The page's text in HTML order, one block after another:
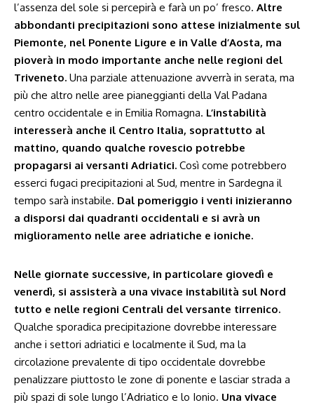
l’assenza del sole si percepirà e farà un po’ fresco. Altre
abbondanti precipitazioni sono attese inizialmente sul
Piemonte, nel Ponente Ligure e in Valle d’Aosta, ma
pioverà in modo importante anche nelle regioni del
Triveneto. Una parziale attenuazione avverrà in serata, ma
più che altro nelle aree pianeggianti della Val Padana
centro occidentale e in Emilia Romagna. L’instabilità
interesserà anche il Centro Italia, soprattutto al
mattino, quando qualche rovescio potrebbe
propagarsi ai versanti Adriatici. Così come potrebbero
esserci fugaci precipitazioni al Sud, mentre in Sardegna il
tempo sarà instabile. Dal pomeriggio i venti inizieranno
a disporsi dai quadranti occidentali e si avrà un
miglioramento nelle aree adriatiche e ioniche.
Nelle giornate successive, in particolare giovedì e
venerdì, si assisterà a una vivace instabilità sul Nord
tutto e nelle regioni Centrali del versante tirrenico.
Qualche sporadica precipitazione dovrebbe interessare
anche i settori adriatici e localmente il Sud, ma la
circolazione prevalente di tipo occidentale dovrebbe
penalizzare piuttosto le zone di ponente e lasciar strada a
più spazi di sole lungo l’Adriatico e lo Ionio. Una vivace